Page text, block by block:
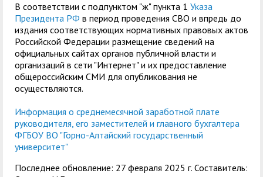
В соответствии с подпунктом "ж" пункта 1 Указа
Президента РФ в период проведения СВО и впредь до
издания соответствующих нормативных правовых актов
Российской Федерации размещение сведений на
официальных сайтах органов публичной власти и
организаций в сети "Интернет" и их предоставление
общероссийским СМИ для опубликования не
осуществляются.
Информация о среднемесячной заработной плате
руководителя, его заместителей и главного бухгалтера
ФГБОУ ВО "Горно-Алтайский государственный
университет"
Последнее обновление: 27 февраля 2025 г. Составитель: